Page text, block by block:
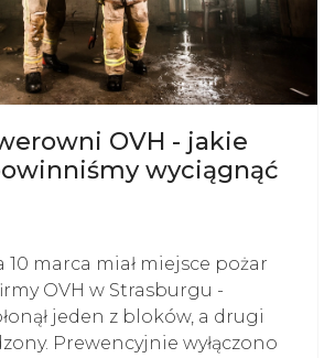
OVH - jakie
wyciągnąć
10 marca miał miejsce pożar
OVH w Strasburgu -
jeden z bloków, a drugi
Prewencyjnie wyłączono